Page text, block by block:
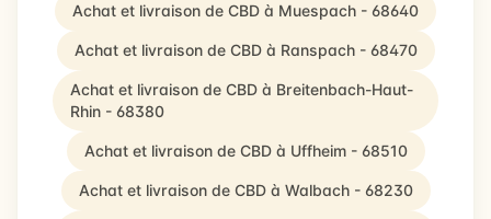
Achat et livraison de CBD à Muespach - 68640
Achat et livraison de CBD à Ranspach - 68470
Achat et livraison de CBD à Breitenbach-Haut-
Rhin - 68380
Achat et livraison de CBD à Uffheim - 68510
Achat et livraison de CBD à Walbach - 68230